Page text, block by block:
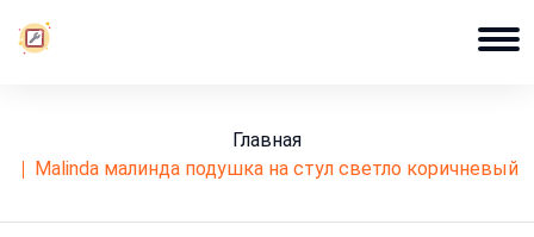
Главная
malinda малинда подушка на стул светло коричневый